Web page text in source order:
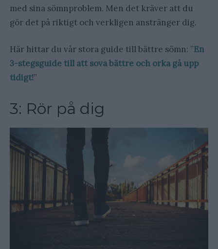
med sina sömnproblem. Men det kräver att du
gör det på riktigt och verkligen anstränger dig.
Här hittar du vår stora guide till bättre sömn: ”En
3-stegsguide till att sova bättre och orka gå upp
tidigt!”
3: Rör på dig